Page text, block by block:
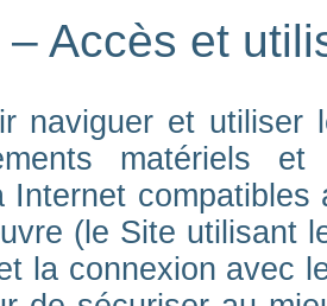
Accès et
naviguer et utiliser
matériels
Internet
(le Site utilisant
la connexion avec